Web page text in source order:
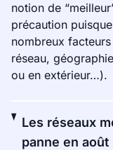
notion de
précaution
nombreux
réseau,
ou en extérieur…).
Les réseaux
panne en août